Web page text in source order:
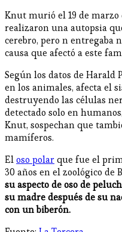
Knut murió el 19 de
realizaron una autopsia
cerebro, pero n entregaba
causa que afectó a este
Según los datos de Harald
en los animales, afecta el
destruyendo las células
detectado solo en
Knut, sospechan que
mamíferos.
Eloso polarque fue el
30 años en el zoológico de
su aspecto de oso de
su madre después de su
con un biberón.